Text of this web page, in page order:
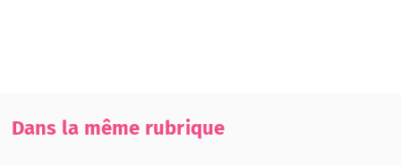
Dans la même rubrique